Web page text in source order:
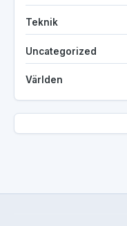
Teknik
Uncategorized
Världen